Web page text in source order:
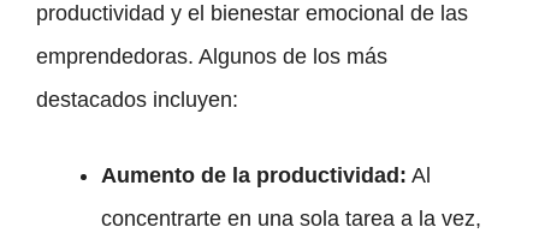
productividad y el bienestar emocional de las
emprendedoras. Algunos de los más
destacados incluyen:
Aumento de la productividad: Al
concentrarte en una sola tarea a la vez,